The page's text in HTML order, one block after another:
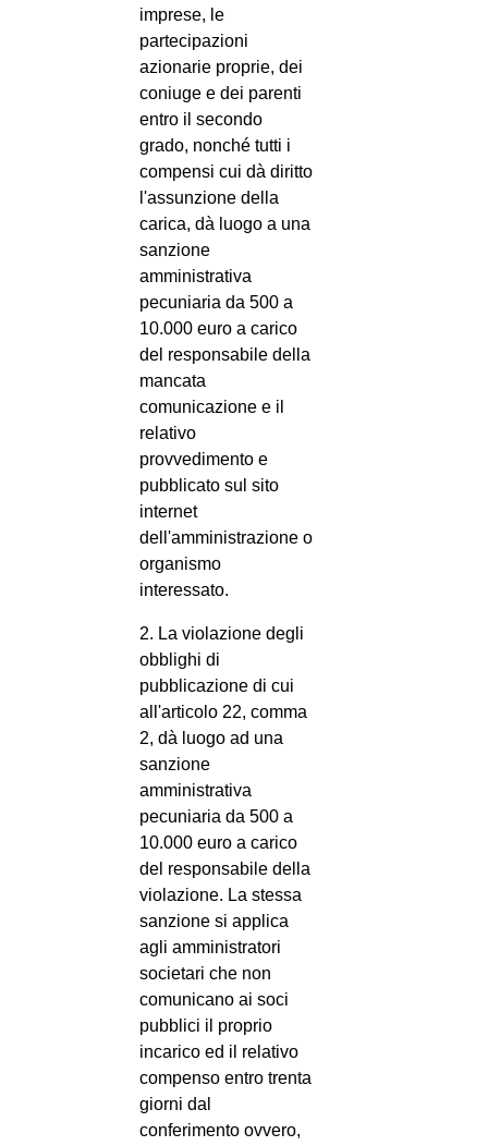
imprese, le
partecipazioni
azionarie proprie, dei
coniuge e dei parenti
entro il secondo
grado, nonché tutti i
compensi cui dà diritto
l'assunzione della
carica, dà luogo a una
sanzione
amministrativa
pecuniaria da 500 a
10.000 euro a carico
del responsabile della
mancata
comunicazione e il
relativo
provvedimento e
pubblicato sul sito
internet
dell'amministrazione o
organismo
interessato.
2. La violazione degli
obblighi di
pubblicazione di cui
all'articolo 22, comma
2, dà luogo ad una
sanzione
amministrativa
pecuniaria da 500 a
10.000 euro a carico
del responsabile della
violazione. La stessa
sanzione si applica
agli amministratori
societari che non
comunicano ai soci
pubblici il proprio
incarico ed il relativo
compenso entro trenta
giorni dal
conferimento ovvero,